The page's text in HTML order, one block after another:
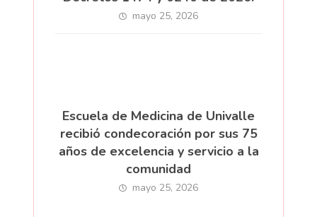
mayo 25, 2026
Escuela de Medicina de Univalle
recibió condecoración por sus 75
años de excelencia y servicio a la
comunidad
mayo 25, 2026